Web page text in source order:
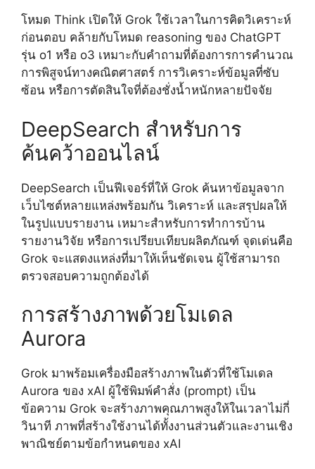
โหมด Think เปิดให้ Grok ใช้เวลาในการคิดวิเคราะห์
ก่อนตอบ คล้ายกับโหมด reasoning ของ ChatGPT
รุ่น o1 หรือ o3 เหมาะกับคำถามที่ต้องการการคำนวณ
การพิสูจน์ทางคณิตศาสตร์ การวิเคราะห์ข้อมูลที่ซับ
ซ้อน หรือการตัดสินใจที่ต้องชั่งน้ำหนักหลายปัจจัย
DeepSearch สำหรับการ
ค้นคว้าออนไลน์
DeepSearch เป็นฟีเจอร์ที่ให้ Grok ค้นหาข้อมูลจาก
เว็บไซต์หลายแหล่งพร้อมกัน วิเคราะห์ และสรุปผลให้
ในรูปแบบรายงาน เหมาะสำหรับการทำการบ้าน
รายงานวิจัย หรือการเปรียบเทียบผลิตภัณฑ์ จุดเด่นคือ
Grok จะแสดงแหล่งที่มาให้เห็นชัดเจน ผู้ใช้สามารถ
ตรวจสอบความถูกต้องได้
การสร้างภาพด้วยโมเดล
Aurora
Grok มาพร้อมเครื่องมือสร้างภาพในตัวที่ใช้โมเดล
Aurora ของ xAI ผู้ใช้พิมพ์คำสั่ง (prompt) เป็น
ข้อความ Grok จะสร้างภาพคุณภาพสูงให้ในเวลาไม่กี่
วินาที ภาพที่สร้างใช้งานได้ทั้งงานส่วนตัวและงานเชิง
พาณิชย์ตามข้อกำหนดของ xAI